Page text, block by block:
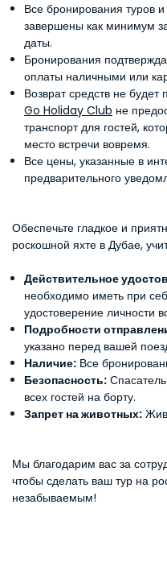
Все бронирования туров
завершены как минимум
даты.
Бронирования
оплаты наличными или
Возврат средств не
Go Holiday Club не
транспорт для гостей,
место встречи вовремя.
Все цены, указанные в
предварительного
Обеспечьте гладкое и
роскошной яхте в Дубае,
Действительное
необходимо иметь при
удостоверение личности
Подробности
указано перед вашей
Наличие: Все
Безопасность:
всех гостей на борту.
Запрет на животных:
Мы благодарим вас за
чтобы сделать ваш тур на
незабываемым!